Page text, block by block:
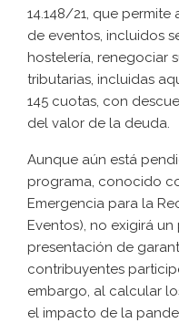
14.148/21, que
de eventos, incluidos
hostelería, renegociar
tributarias, incluidas
145 cuotas, con
del valor de la deuda.
Aunque aún está
programa, conocido
Emergencia para la
Eventos), no exigirá
presentación de
contribuyentes
embargo, al calcular
el impacto de la